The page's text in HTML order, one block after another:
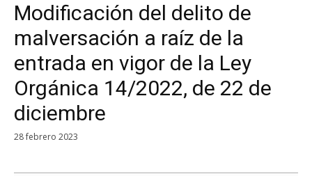
Modificación del delito de
malversación a raíz de la
entrada en vigor de la Ley
Orgánica 14/2022, de 22 de
diciembre
28 febrero 2023